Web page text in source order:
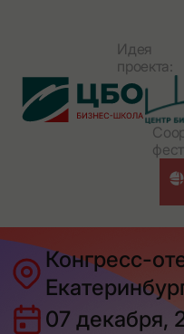
Идея
проекта:
Конгресс-
07 декабря,